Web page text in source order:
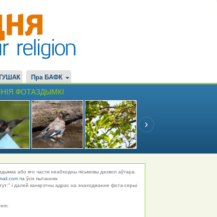
Пра БАФК
ФОТАЗДЫМКІ
або яго часткі неабходны пісьмовы дазвол аўтара.
па ўсіх пытаннях
і далей канкрэтны адрас на знаходжанне фота-серыі